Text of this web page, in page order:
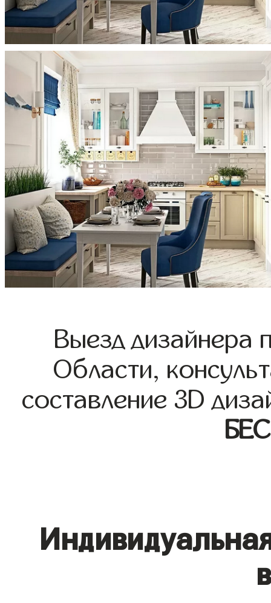
Выезд дизайнера
Области,
составление 3D